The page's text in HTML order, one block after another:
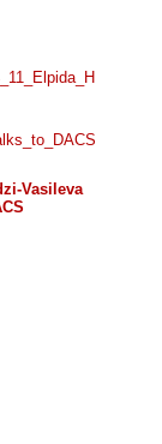
Vasileva